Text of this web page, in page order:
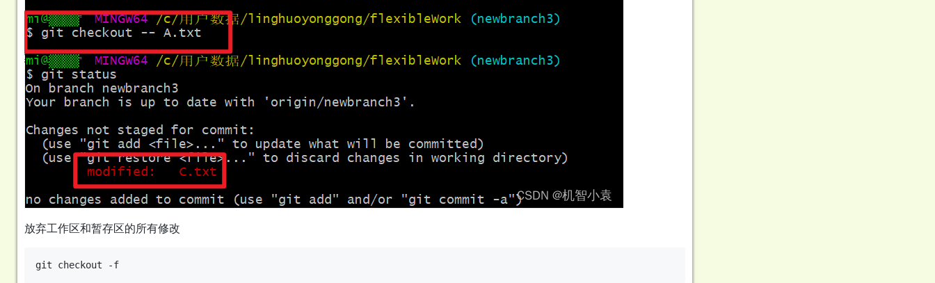
放弃工作区和暂存区的所有修改